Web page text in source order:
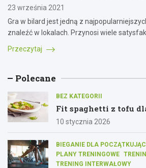
23 września 2021
Gra w bilard jest jedną z
znaleźć w lokalach. Przynosi wiele
Przeczytaj
Polecane
BEZ KATEGORII
Fit spaghetti z tofu
10 stycznia 2026
BIEGANIE DLA
PLANY TRENINGOWE
TRENING INTERWAŁOWY